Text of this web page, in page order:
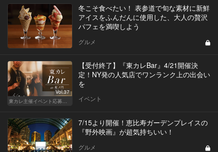
冬こそ食べたい！ 表参道で旬な素材に新鮮
アイスをふんだんに使用した、大人の贅沢
パフェを満喫しよう
グルメ
Vol.37
東カレ主催イベント応募詳細記事一覧
【受付終了】『東カレBar』4/21開催決
定！NY発の人気店でワンランク上の出会い
を
イベント
7/15より開催！恵比寿ガーデンプレイスの
『野外映画』が超気持ちいい！
グルメ